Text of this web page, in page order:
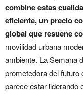
combine estas
eficiente, un precio
global que resuene
movilidad urbana
ambiente. La Semana
prometedora del
parece estar liderando